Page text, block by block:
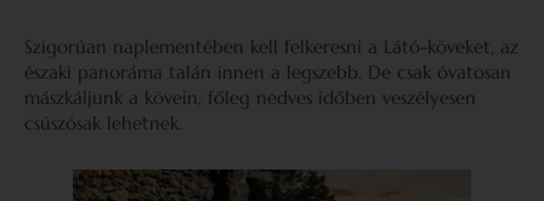
Szigorúan naplementében kell felkeresni a Látó-köveket, az
északi panoráma talán innen a legszebb. De csak óvatosan
mászkáljunk a kövein, főleg nedves időben veszélyesen
csúszósak lehetnek.